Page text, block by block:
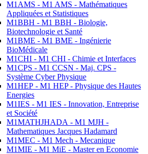
M1AMS - M1 AMS - Mathématiques
Appliquées et Statistiques
M1BBH - M1 BBH - Biologie,
Biotechnologie et Santé
M1BME - M1 BME - Ingénierie
BioMédicale
M1CHI - M1 CHI - Chimie et Interfaces
M1CPS - M1 CCSN - Maj. CPS -
Système Cyber Physique
M1HEP - M1 HEP - Physique des Hautes
Energies
M1IES - M1 IES - Innovation, Entreprise
et Société
M1MATHJHADA - M1 MJH -
Mathematiques Jacques Hadamard
M1MEC - M1 Mech - Mecanique
M1MIE - M1 MiE - Master en Economie